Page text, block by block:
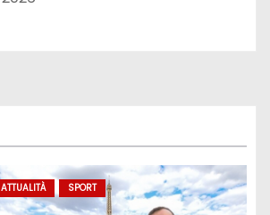
ATTUALITÀ SPORT